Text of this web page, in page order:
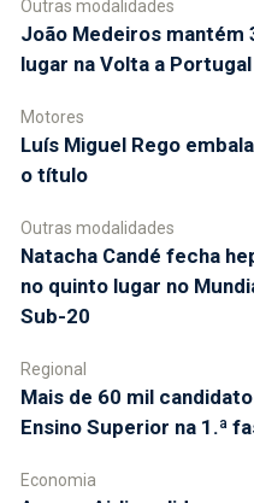
Outras modalidades
João Medeiros mantém
lugar na Volta a Portugal
Motores
Luís Miguel Rego
o título
Outras modalidades
Natacha Candé fecha
no quinto lugar no
Sub-20
Regional
Mais de 60 mil
Ensino Superior na 1.ª
Economia